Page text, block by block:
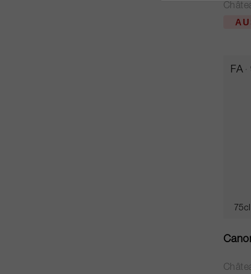
FA
75cl